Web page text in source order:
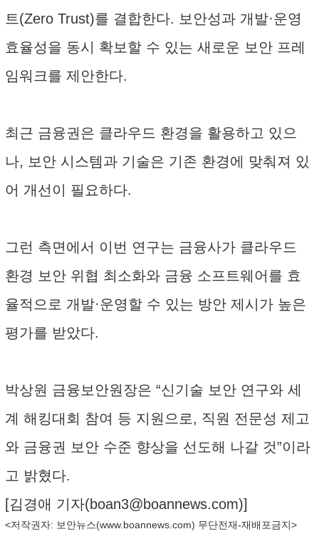
트(Zero Trust)를 결합한다. 보안성과 개발·운영
효율성을 동시 확보할 수 있는 새로운 보안 프레
임워크를 제안한다.
최근 금융권은 클라우드 환경을 활용하고 있으
나, 보안 시스템과 기술은 기존 환경에 맞춰져 있
어 개선이 필요하다.
그런 측면에서 이번 연구는 금융사가 클라우드
환경 보안 위협 최소화와 금융 소프트웨어를 효
율적으로 개발·운영할 수 있는 방안 제시가 높은
평가를 받았다.
박상원 금융보안원장은 “신기술 보안 연구와 세
계 해킹대회 참여 등 지원으로, 직원 전문성 제고
와 금융권 보안 수준 향상을 선도해 나갈 것”이라
고 밝혔다.
[김경애 기자(boan3@boannews.com)]
<저작권자: 보안뉴스(www.boannews.com) 무단전재-재배포금지>